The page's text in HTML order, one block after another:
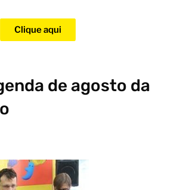
Clique aqui
de agosto da